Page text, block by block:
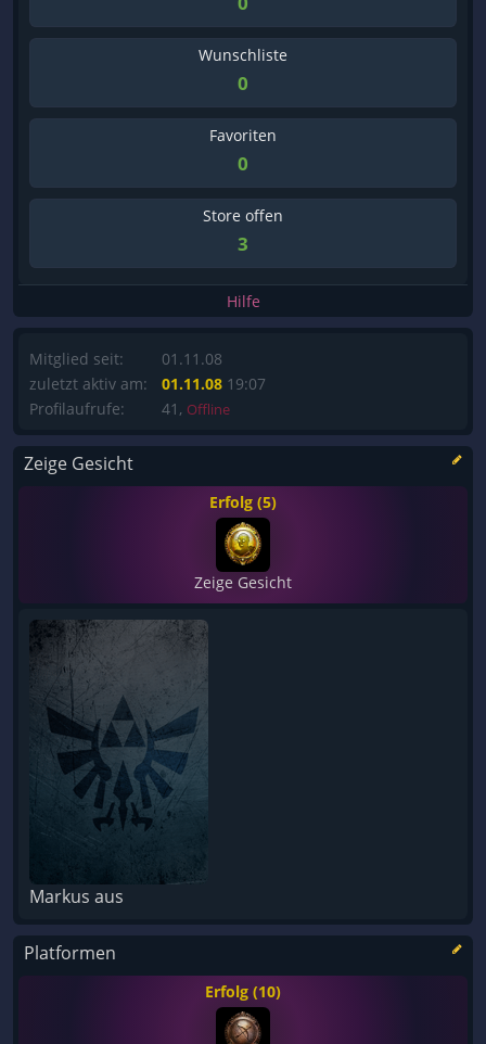
Wunschliste
0
Favoriten
0
Store offen
3
Hilfe
Mitglied seit:
zuletzt aktiv am:
Profilaufrufe:
01.11.08
01.11.08 19:07
41, Offline
Zeige Gesicht
Erfolg (5)
Zeige Gesicht
Markus aus
Platformen
Erfolg (10)